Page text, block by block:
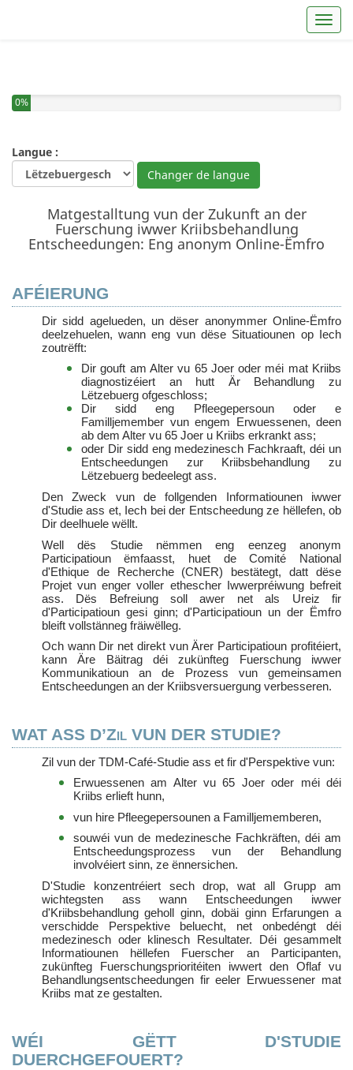
0%
Langue :
Changer de langue
Matgestalltung vun der Zukunft an der
Fuerschung iwwer Kriibsbehandlung
Entscheedungen: Eng anonym Online-Ëmfro
AFÉIERUNG
Dir sidd agelueden, un dëser anonymmer Online-Ëmfro
deelzehuelen, wann eng vun dëse Situatiounen op Iech
zoutrëfft:
Dir gouft am Alter vu 65 Joer oder méi mat Kriibs
diagnostizéiert an hutt Är Behandlung zu
Lëtzebuerg ofgeschloss;
Dir sidd eng Pfleegepersoun oder e
Familljemember vun engem Erwuessenen, deen
ab dem Alter vu 65 Joer u Kriibs erkrankt ass;
oder Dir sidd eng medezinesch Fachkraaft, déi un
Entscheedungen zur Kriibsbehandlung zu
Lëtzebuerg bedeelegt ass.
Den Zweck vun de follgenden Informatiounen iwwer
d'Studie ass et, Iech bei der Entscheedung ze hëllefen, ob
Dir deelhuele wëllt.
Well dës Studie nëmmen eng eenzeg anonym
Participatioun ëmfaasst, huet de Comité National
d'Ethique de Recherche (CNER) bestätegt, datt dëse
Projet vun enger voller ethescher Iwwerpréiwung befreit
ass. Dës Befreiung soll awer net als Ureiz fir
d'Participatioun gesi ginn; d'Participatioun un der Ëmfro
bleift vollstänneg fräiwëlleg.
Och wann Dir net direkt vun Ärer Participatioun profitéiert,
kann Äre Bäitrag déi zukünfteg Fuerschung iwwer
Kommunikatioun an de Prozess vun gemeinsamen
Entscheedungen an der Kriibsversuergung verbesseren.
WAT ASS D’Zil VUN DER STUDIE?
Zil vun der TDM-Café-Studie ass et fir d'Perspektive vun:
Erwuessenen am Alter vu 65 Joer oder méi déi
Kriibs erlieft hunn,
vun hire Pfleegepersounen a Familljememberen,
souwéi vun de medezinesche Fachkräften, déi am
Entscheedungsprozess vun der Behandlung
involvéiert sinn, ze ënnersichen.
D'Studie konzentréiert sech drop, wat all Grupp am
wichtegsten ass wann Entscheedungen iwwer
d'Kriibsbehandlung geholl ginn, dobäi ginn Erfarungen a
verschidde Perspektive beluecht, net onbedéngt déi
medezinesch oder klinesch Resultater. Déi gesammelt
Informatiounen hëllefen Fuerscher an Participanten,
zukünfteg Fuerschungsprioritéiten iwwert den Oflaf vu
Behandlungsentscheedungen fir eeler Erwuessener mat
Kriibs mat ze gestalten.
WÉI GËTT D'STUDIE
DUERCHGEFOUERT?